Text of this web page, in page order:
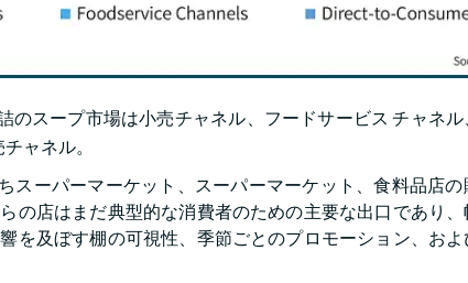
のスープ市場は小売チャネル、フードサービス チャネ
ャネル。
スーパーマーケット、スーパーマーケット、食料品店
の店はまだ典型的な消費者のための主要な出口であり
を及ぼす棚の可視性、季節ごとのプロモーション、お